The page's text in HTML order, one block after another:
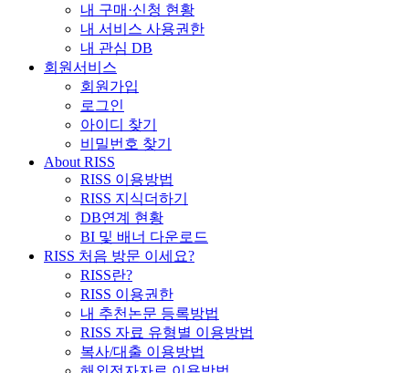
내 구매·신청 현황
내 서비스 사용권한
내 관심 DB
회원서비스
회원가입
로그인
아이디 찾기
비밀번호 찾기
About RISS
RISS 이용방법
RISS 지식더하기
DB연계 현황
BI 및 배너 다운로드
RISS 처음 방문 이세요?
RISS란?
RISS 이용권한
내 추천논문 등록방법
RISS 자료 유형별 이용방법
복사/대출 이용방법